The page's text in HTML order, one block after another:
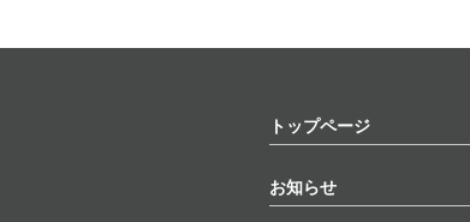
トップページ
お知らせ